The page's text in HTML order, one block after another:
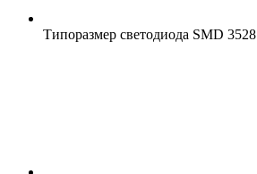
Типоразмер светодиода SMD 3528